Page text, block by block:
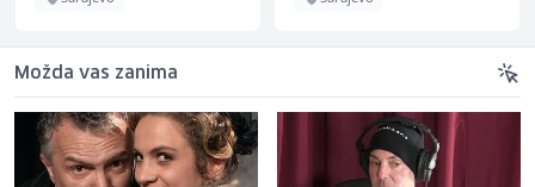
Možda vas zanima